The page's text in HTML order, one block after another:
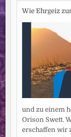
Wie Ehrgeiz
und zu einem
Orison Swett.
erschaffen wir